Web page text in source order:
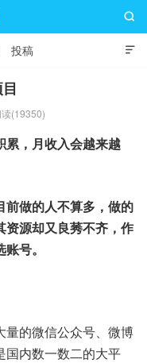

投稿

读(19350)
累，月收入会越来越
前做的人不算多，做的
资源却又良莠不齐，作
号。
量的微信公众号、微博
国内数一数二的大平